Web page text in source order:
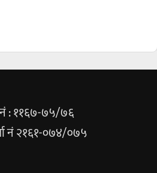
नं : ११६७-७५/७६
नं २१६१-०७४/०७५